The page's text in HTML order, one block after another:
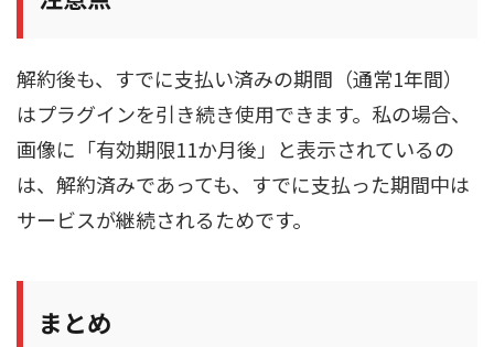
解約後も、すでに支払い済みの期間（通常1年間）
はプラグインを引き続き使用できます。私の場合、
画像に「有効期限11か月後」と表示されているの
は、解約済みであっても、すでに支払った期間中は
サービスが継続されるためです。
まとめ